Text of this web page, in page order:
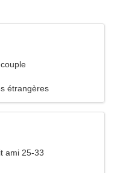
étrangères
ami 25-33